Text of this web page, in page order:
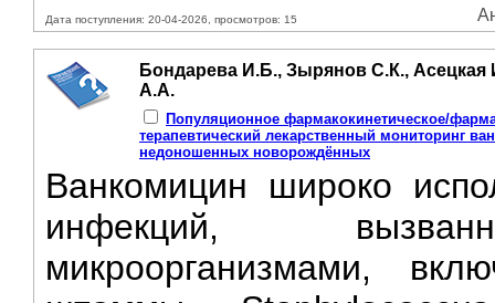
Дата поступления: 20-04-2026, просмотров: 15
Бондарева И.Б., Зырянов С.К., Асецкая
А.А.
Популяционное фармакокинетическое/
терапевтический лекарственный мониторинг
недоношенных новорождённых
Ванкомицин широко
инфекций,
микроорганизмами,